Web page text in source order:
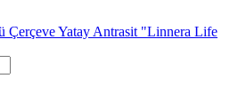
Çerçeve Yatay Antrasit "Linnera Life